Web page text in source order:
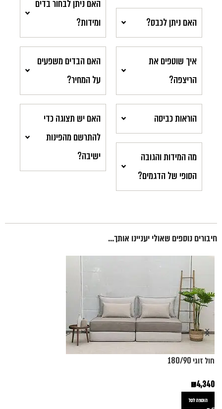
האם ניתן לכבס?
איך שוטפים את
הריצפה?
הוראות כביסה
מה המידות והגובה
הסופי של הדגמים?
האם ניתן לבחור בדים
ומידות?
האם הבדים משפעים
על המחיר?
האם יש תצוגה כדי
להתרשם מהפינות
ישיבה?
חיבורים נוספים שאולי יעניינו אותך...
חול זוגי 180/90
₪4,340
הוספה לסל